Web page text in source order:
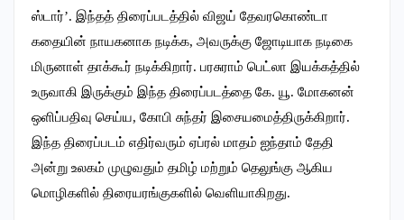
ஸ்டார்’. இந்தத் திரைப்படத்தில் விஜய் தேவரகொண்டா
கதையின் நாயகனாக நடிக்க, அவருக்கு ஜோடியாக நடிகை
மிருனாள் தாக்கூர் நடிக்கிறார். பரசுராம் பெட்லா இயக்கத்தில்
உருவாகி இருக்கும் இந்த திரைப்படத்தை கே. யூ. மோகனன்
ஒளிப்பதிவு செய்ய, கோபி சுந்தர் இசையமைத்திருக்கிறார்.
இந்த திரைப்படம் எதிர்வரும் ஏப்ரல் மாதம் ஐந்தாம் தேதி
அன்று உலகம் முழுவதும் தமிழ் மற்றும் தெலுங்கு ஆகிய
மொழிகளில் திரையரங்குகளில் வெளியாகிறது.